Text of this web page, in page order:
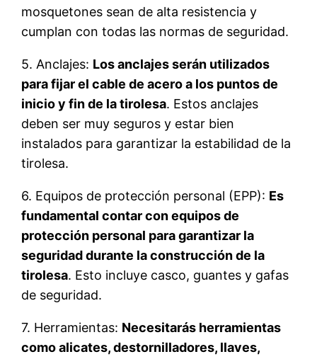
mosquetones sean de alta resistencia y
cumplan con todas las normas de seguridad.
5. Anclajes: Los anclajes serán utilizados
para fijar el cable de acero a los puntos de
inicio y fin de la tirolesa. Estos anclajes
deben ser muy seguros y estar bien
instalados para garantizar la estabilidad de la
tirolesa.
6. Equipos de protección personal (EPP): Es
fundamental contar con equipos de
protección personal para garantizar la
seguridad durante la construcción de la
tirolesa. Esto incluye casco, guantes y gafas
de seguridad.
7. Herramientas: Necesitarás herramientas
como alicates, destornilladores, llaves,